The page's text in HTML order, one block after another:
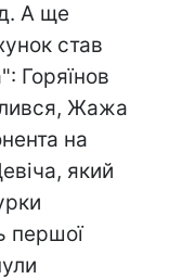
А ще
став
Горяїнов
Жажа
на
який
першої